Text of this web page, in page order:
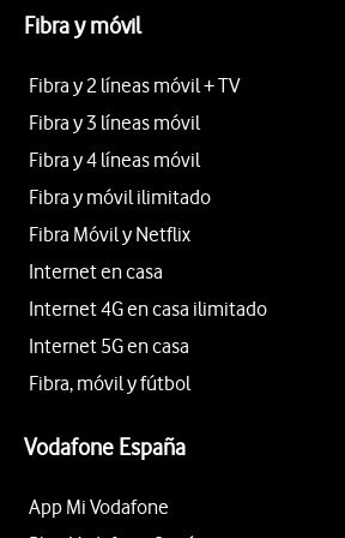
Fibra y móvil
Fibra y 2 líneas móvil + TV
Fibra y 3 líneas móvil
Fibra y 4 líneas móvil
Fibra y móvil ilimitado
Fibra Móvil y Netflix
Internet en casa
Internet 4G en casa ilimitado
Internet 5G en casa
Fibra, móvil y fútbol
Vodafone España
App Mi Vodafone